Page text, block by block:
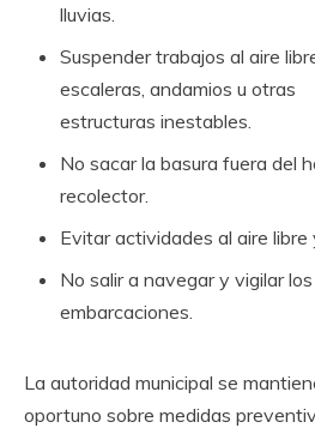
lluvias.
Suspender trabajos al aire
escaleras, andamios u otras
estructuras inestables.
No sacar la basura fuera del
recolector.
Evitar actividades al aire libre
No salir a navegar y vigilar
embarcaciones.
La autoridad municipal se
oportuno sobre medidas